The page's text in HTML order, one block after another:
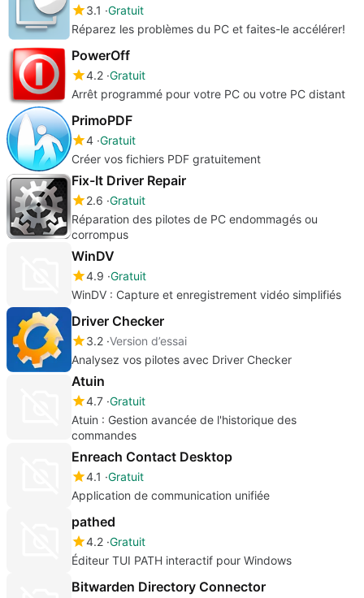
3.1 Gratuit
Réparez les problèmes du PC et faites-le accélérer!
PowerOff
4.2 Gratuit
Arrêt programmé pour votre PC ou votre PC distant
PrimoPDF
4 Gratuit
Créer vos fichiers PDF gratuitement
Fix-It Driver Repair
2.6 Gratuit
Réparation des pilotes de PC endommagés ou
corrompus
WinDV
4.9 Gratuit
WinDV : Capture et enregistrement vidéo simplifiés
Driver Checker
3.2 Version d’essai
Analysez vos pilotes avec Driver Checker
Atuin
4.7 Gratuit
Atuin : Gestion avancée de l'historique des
commandes
Enreach Contact Desktop
4.1 Gratuit
Application de communication unifiée
pathed
4.2 Gratuit
Éditeur TUI PATH interactif pour Windows
Bitwarden Directory Connector